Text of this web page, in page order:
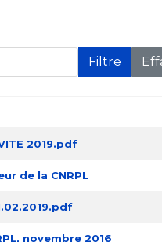
Filtre
2019.pdf
de la CNRPL
novembre 2016